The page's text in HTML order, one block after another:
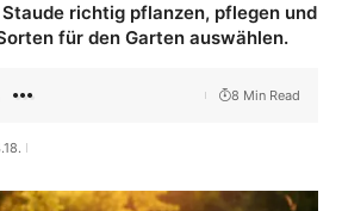
richtig pflanzen, pflegen und
für den Garten auswählen.
8 Min Read